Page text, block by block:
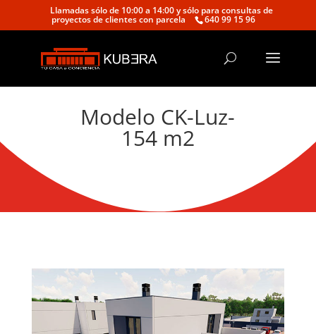
Llamadas sólo de 10:00 a 14:00 y sólo para consultas de
proyectos de clientes con parcela 640 99 15 96
Modelo CK-Luz-
154 m2